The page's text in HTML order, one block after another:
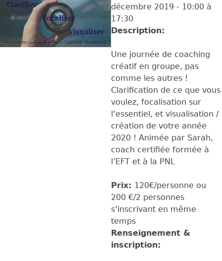
décembre 2019 - 10:00 à
17:30
Description:
Une journée de coaching
créatif en groupe, pas
comme les autres !
Clarification de ce que vous
voulez, focalisation sur
l’essentiel, et visualisation /
création de votre année
2020 ! Animée par Sarah,
coach certifiée formée à
l’EFT et à la PNL
Prix: 120€/personne ou
200 €/2 personnes
s’inscrivant en même
temps
Renseignement &
inscription: